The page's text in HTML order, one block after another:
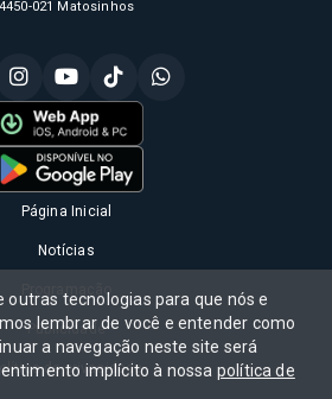
4450-021 Matosinhos
Página Inicial
Notícias
Programação
Publicidade
de privacidade
outras tecnologias para que nós e
lembrar de você e entender como
a navegação neste site será
implícito à nossa política de